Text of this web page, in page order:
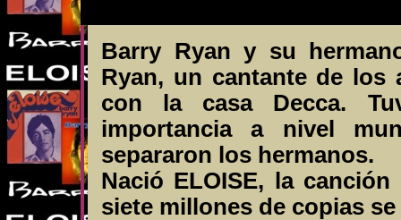
Barry Ryan y su
Ryan, un cantante de los
con la casa Decca.
importancia a nivel
separaron los hermanos.
Nació ELOISE, la
siete millones de copias